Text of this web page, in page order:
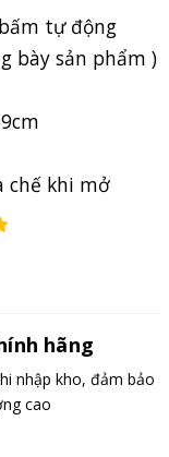
tự động
bày sản phẩm )
chế khi mở
hãng
nhập kho, đảm bảo
cao